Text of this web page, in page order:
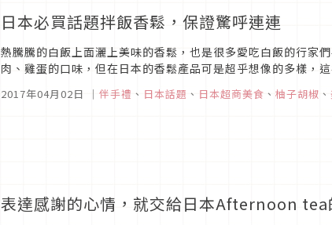
日本必買話題拌飯香鬆，保證驚呼連連
熱騰騰的白飯上面灑上美味的香鬆，也是很多愛吃白飯的行家
肉、雞蛋的口味，但在日本的香鬆產品可是超乎想像的多樣，
2017年04月02日 ｜ 伴手禮 、 日本話題 、 日本超商美食 、 柚子胡椒 、
表達感謝的心情，就交給日本Afternoon tea